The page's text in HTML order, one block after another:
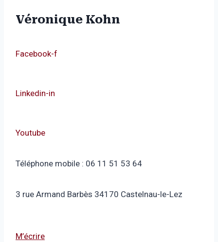
Véronique Kohn
Facebook-f
Linkedin-in
Youtube
Téléphone mobile : 06 11 51 53 64
3 rue Armand Barbès 34170 Castelnau-le-Lez
M’écrire